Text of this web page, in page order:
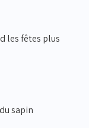
les fêtes plus
sapin